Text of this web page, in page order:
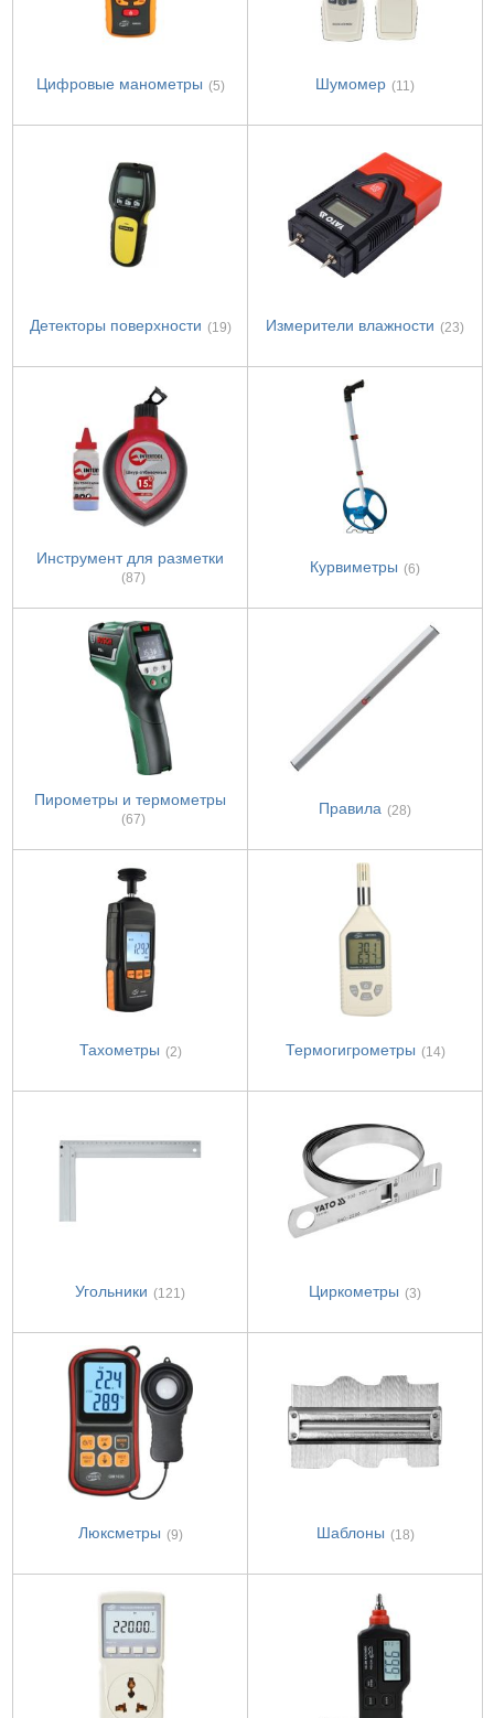
Цифровые манометры (5) Шумомер (11)
Детекторы поверхности (19) Измерители влажности (23)
Инструмент для разметки
(87)
Курвиметры (6)
Пирометры и термометры
(67)
Правила (28)
Тахометры (2) Термогигрометры (14)
Угольники (121) Циркометры (3)
Люксметры (9) Шаблоны (18)